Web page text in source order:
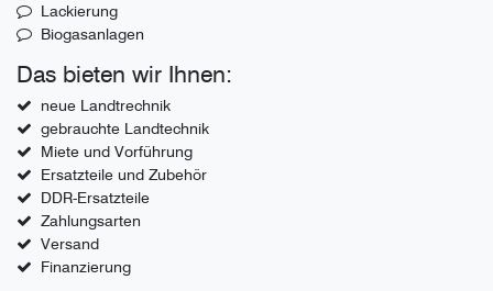
Lackierung
Biogasanlagen
Das bieten wir Ihnen:
neue Landtrechnik
gebrauchte Landtechnik
Miete und Vorführung
Ersatzteile und Zubehör
DDR-Ersatzteile
Zahlungsarten
Versand
Finanzierung